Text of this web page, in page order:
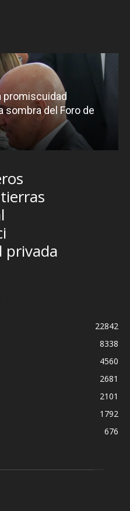
promiscuidad
sombra del Foro de
privada
22842
8338
4560
2681
2101
1792
676